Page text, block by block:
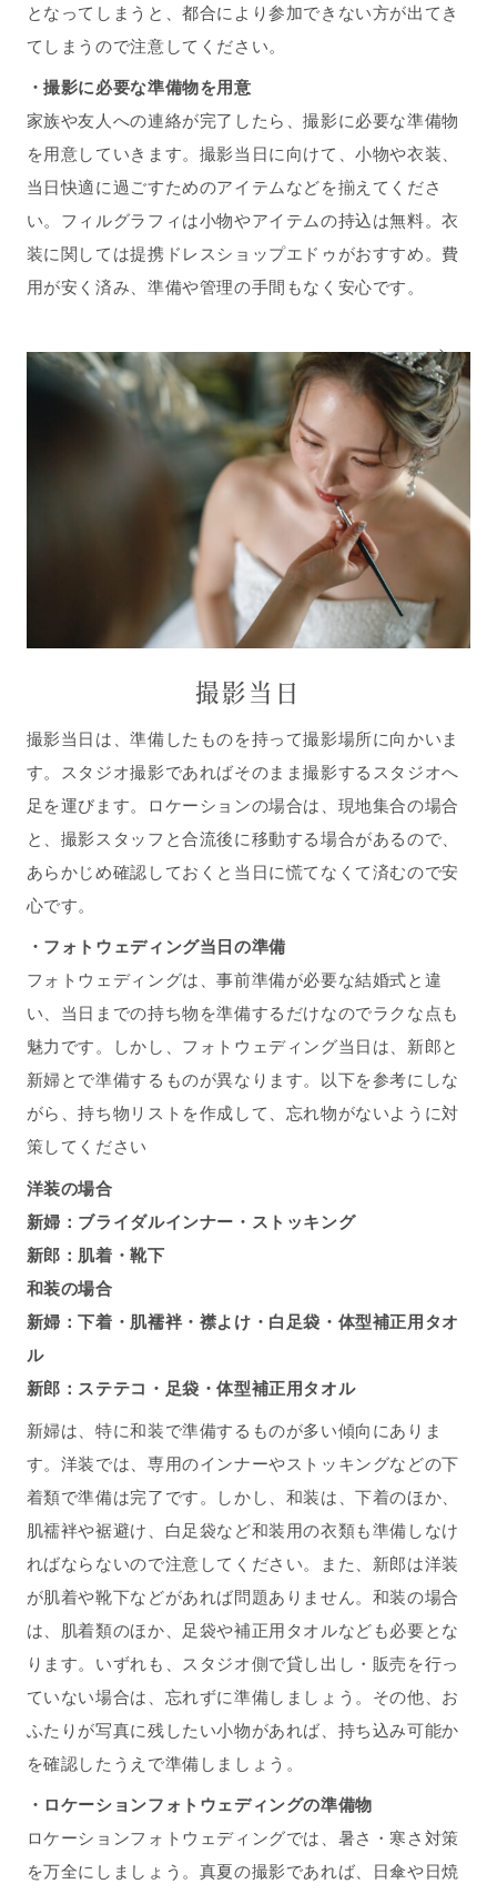
となってしまうと、都合により参加できない方が出てき
てしまうので注意してください。
・撮影に必要な準備物を用意
家族や友人への連絡が完了したら、撮影に必要な準備物
を用意していきます。撮影当日に向けて、小物や衣装、
当日快適に過ごすためのアイテムなどを揃えてくださ
い。フィルグラフィは小物やアイテムの持込は無料。衣
装に関しては提携ドレスショップエドゥがおすすめ。費
用が安く済み、準備や管理の手間もなく安心です。
撮影当日
撮影当日は、準備したものを持って撮影場所に向かいま
す。スタジオ撮影であればそのまま撮影するスタジオへ
足を運びます。ロケーションの場合は、現地集合の場合
と、撮影スタッフと合流後に移動する場合があるので、
あらかじめ確認しておくと当日に慌てなくて済むので安
心です。
・フォトウェディング当日の準備
フォトウェディングは、事前準備が必要な結婚式と違
い、当日までの持ち物を準備するだけなのでラクな点も
魅力です。しかし、フォトウェディング当日は、新郎と
新婦とで準備するものが異なります。以下を参考にしな
がら、持ち物リストを作成して、忘れ物がないように対
策してください
洋装の場合
新婦：ブライダルインナー・ストッキング
新郎：肌着・靴下
和装の場合
新婦：下着・肌襦袢・襟よけ・白足袋・体型補正用タオ
ル
新郎：ステテコ・足袋・体型補正用タオル
新婦は、特に和装で準備するものが多い傾向にありま
す。洋装では、専用のインナーやストッキングなどの下
着類で準備は完了です。しかし、和装は、下着のほか、
肌襦袢や裾避け、白足袋など和装用の衣類も準備しなけ
ればならないので注意してください。また、新郎は洋装
が肌着や靴下などがあれば問題ありません。和装の場合
は、肌着類のほか、足袋や補正用タオルなども必要とな
ります。いずれも、スタジオ側で貸し出し・販売を行っ
ていない場合は、忘れずに準備しましょう。その他、お
ふたりが写真に残したい小物があれば、持ち込み可能か
を確認したうえで準備しましょう。
・ロケーションフォトウェディングの準備物
ロケーションフォトウェディングでは、暑さ・寒さ対策
を万全にしましょう。真夏の撮影であれば、日傘や日焼